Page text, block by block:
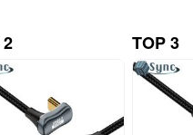
TOP 3